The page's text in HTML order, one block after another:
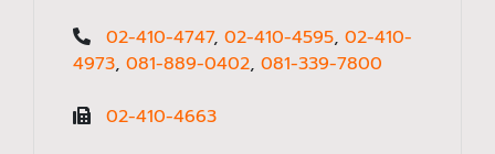
02-410-4747, 02-410-4595, 02-410-
4973, 081-889-0402, 081-339-7800
02-410-4663